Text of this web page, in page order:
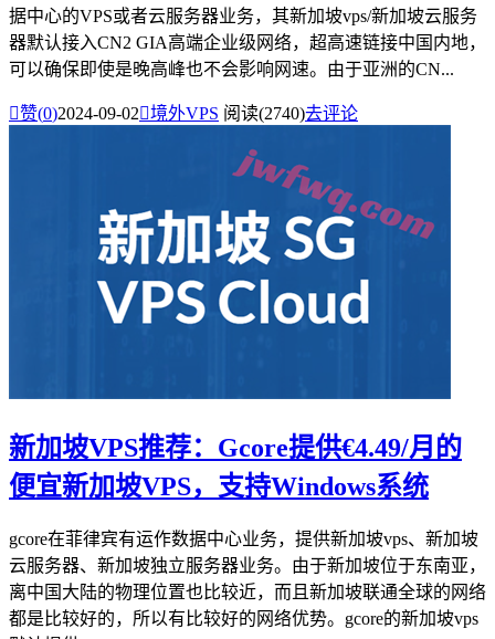
据中心的VPS或者云服务器业务，其新加坡vps/新加坡云服务
器默认接入CN2 GIA高端企业级网络，超高速链接中国内地，
可以确保即使是晚高峰也不会影响网速。由于亚洲的CN...
赞(0)2024-09-02境外VPS 阅读(2740)去评论
新加坡VPS推荐：Gcore提供€4.49/月的
便宜新加坡VPS，支持Windows系统
gcore在菲律宾有运作数据中心业务，提供新加坡vps、新加坡
云服务器、新加坡独立服务器业务。由于新加坡位于东南亚，
离中国大陆的物理位置也比较近，而且新加坡联通全球的网络
都是比较好的，所以有比较好的网络优势。gcore的新加坡vps